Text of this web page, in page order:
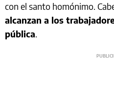
con el santo homónimo.
alcanzan a los
pública.